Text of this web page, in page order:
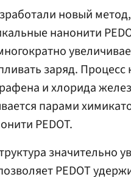
новый
нанонити
заряд.
и хлорида
парами
PEDOT.
значительно
PEDOT